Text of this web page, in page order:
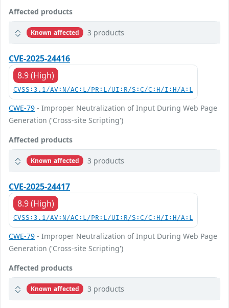
Affected products
Known affected 3 products
CVE-2025-24416
8.9 (High)
CVSS:3.1/AV:N/AC:L/PR:L/UI:R/S:C/C:H/I:H/A:L
CWE-79 - Improper Neutralization of Input During Web Page
Generation ('Cross-site Scripting')
Affected products
Known affected 3 products
CVE-2025-24417
8.9 (High)
CVSS:3.1/AV:N/AC:L/PR:L/UI:R/S:C/C:H/I:H/A:L
CWE-79 - Improper Neutralization of Input During Web Page
Generation ('Cross-site Scripting')
Affected products
Known affected 3 products